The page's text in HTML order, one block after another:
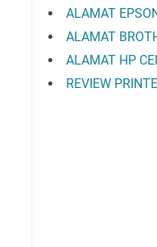
ALAMAT
ALAMAT
ALAMAT HP
REVIEW